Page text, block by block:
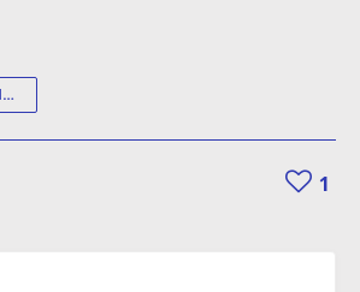
SELLO DE CALIDAD INMOBILIARIA FOTOCASA
1